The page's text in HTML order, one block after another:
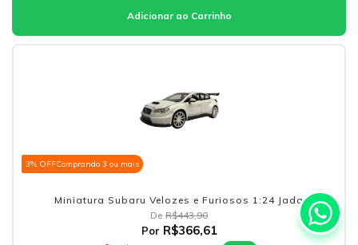
3% OFFComprando 3 ou mais
Miniatura Subaru Velozes e Furiosos 1:24 Jada
De R$443,90
Por R$366,61